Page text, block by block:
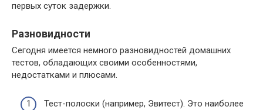
первых суток задержки.
Разновидности
Сегодня имеется немного разновидностей домашних
тестов, обладающих своими особенностями,
недостатками и плюсами.
Тест-полоски (например, Эвитест). Это наиболее